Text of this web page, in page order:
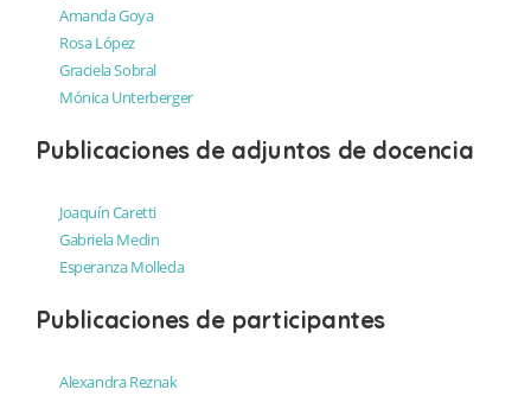
Amanda Goya
Rosa López
Graciela Sobral
Mónica Unterberger
Publicaciones de adjuntos de docencia
Joaquín Caretti
Gabriela Medin
Esperanza Molleda
Publicaciones de participantes
Alexandra Reznak